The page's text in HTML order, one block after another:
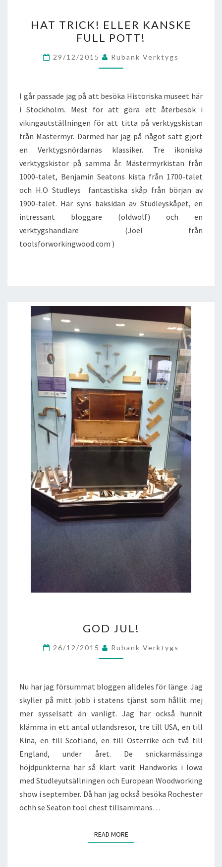
TRICK!
ELLER
KANSKE
FULL
HAT TRICK! ELLER KANSKE
FULL POTT!
29/12/2015 Rubank Verktygs
I går passade jag på att besöka Historiska museet här
i Stockholm. Mest för att göra ett återbesök i
vikingautställningen för att titta på verktygskistan
från Mästermyr. Därmed har jag på något sätt gjort
en Verktygsnördarnas klassiker. Tre ikoniska
verktygskistor på samma år. Mästermyrkistan från
1000-talet, Benjamin Seatons kista från 1700-talet
och H.O Studleys fantastiska skåp från början av
1900-talet. Här syns baksidan av Studleyskåpet, en
intressant bloggare (oldwolf) och en
verktygshandlare (Joel från
toolsforworkingwood.com )
JUL!
GOD JUL!
26/12/2015 Rubank Verktygs
Nu har jag försummat bloggen alldeles för länge. Jag
skyller på mitt jobb i statens tjänst som hållit mej
mer sysselsatt än vanligt. Jag har också hunnit
klämma in ett antal utlandsresor, tre till USA, en till
Kina, en till Scotland, en till Österrike och två till
England, under året. De snickarmässinga
höjdpunkterna har så klart varit Handworks i Iowa
med Studleyutsällningen och European Woodworking
show i september. Då han jag också besöka Rochester
ochh se Seaton tool chest tillsammans…
READ MOREREAD MORE